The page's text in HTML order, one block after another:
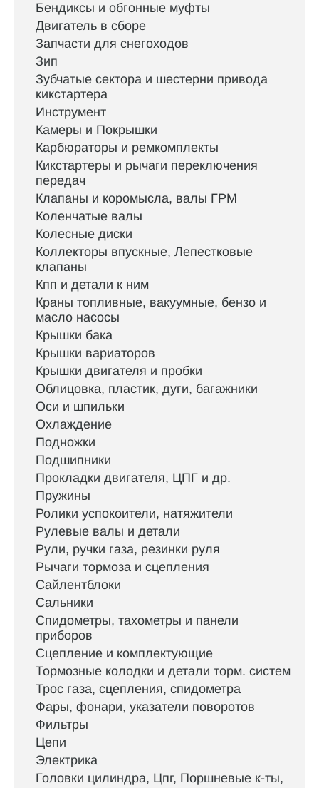
Бендиксы и обгонные муфты
Двигатель в сборе
Запчасти для снегоходов
Зип
Зубчатые сектора и шестерни привода
кикстартера
Инструмент
Камеры и Покрышки
Карбюраторы и ремкомплекты
Кикстартеры и рычаги переключения
передач
Клапаны и коромысла, валы ГРМ
Коленчатые валы
Колесные диски
Коллекторы впускные, Лепестковые
клапаны
Кпп и детали к ним
Краны топливные, вакуумные, бензо и
масло насосы
Крышки бака
Крышки вариаторов
Крышки двигателя и пробки
Облицовка, пластик, дуги, багажники
Оси и шпильки
Охлаждение
Подножки
Подшипники
Прокладки двигателя, ЦПГ и др.
Пружины
Ролики успокоители, натяжители
Рулевые валы и детали
Рули, ручки газа, резинки руля
Рычаги тормоза и сцепления
Сайлентблоки
Сальники
Спидометры, тахометры и панели
приборов
Сцепление и комплектующие
Тормозные колодки и детали торм. систем
Трос газа, сцепления, спидометра
Фары, фонари, указатели поворотов
Фильтры
Цепи
Электрика
Головки цилиндра, Цпг, Поршневые к-ты,